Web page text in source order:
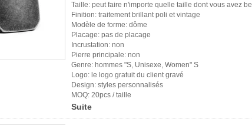
Taille: peut faire n'importe quelle taille dont vous avez
Finition: traitement brillant poli et vintage
Modèle de forme: dôme
Placage: pas de placage
Incrustation: non
Pierre principale: non
Genre: hommes "S, Unisexe, Women" S
Logo: le logo gratuit du client gravé
Design: styles personnalisés
MOQ: 20pcs / taille
Suite